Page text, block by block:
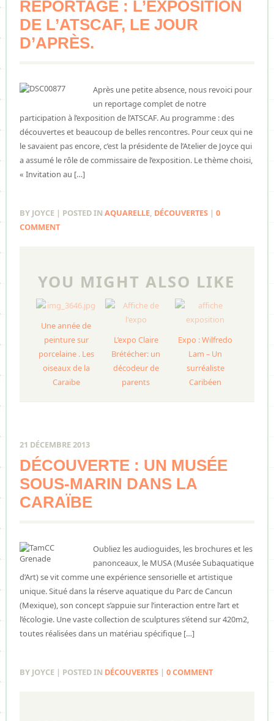
REPORTAGE : L’EXPOSITION
DE L’ATSCAF, LE JOUR
D’APRÈS.
Après une petite absence, nous revoici pour
un reportage complet de notre
participation à l’exposition de l’ATSCAF. Au programme : des
découvertes et beaucoup de belles rencontres. Pour ceux qui ne
le savaient pas encore, c’est la présidente de l’Atelier de Joyce qui
a assumé le rôle de commissaire de l’exposition. Le thème choisi,
« Invitation au […]
BY JOYCE | POSTED INAQUARELLE, DÉCOUVERTES |0
COMMENT
YOU MIGHT ALSO LIKE
Une année de
peinture sur
porcelaine . Les
oiseaux de la
Caraibe
L’expo Claire
Brétécher: un
décodeur de
parents
Expo : Wilfredo
Lam – Un
surréaliste
Caribéen
21 DÉCEMBRE 2013
DÉCOUVERTE : UN MUSÉE
SOUS-MARIN DANS LA
CARAÏBE
Oubliez les audioguides, les brochures et les
panonceaux, le MUSA (Musée Subaquatique
d’Art) se vit comme une expérience sensorielle et artistique
unique. Situé dans la réserve aquatique du Parc de Cancun
(Mexique), son concept s’appuie sur l’interaction entre l’art et
l’écologie. Une vaste collection de sculptures s’étend sur 420m2,
toutes réalisées dans un matériau spécifique […]
BY JOYCE | POSTED IN DÉCOUVERTES |0 COMMENT